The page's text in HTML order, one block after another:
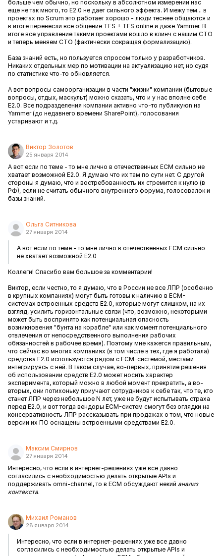
больше чем обычно, но поскольку в абсолютном измерении нас
еще не так много, то Е2.0 не дает сильного эффекта. И межу тем... в
проектах по Scrum это работает хорошо - люди теснее общаются и
в итоге перенесли все общение TFS + TFS online и даже Yammer. В
итоге все управление такими проектами вошло в клинч с нашим СТО
и теперь меняем СТО (фактически сокращая формализацию).
База знаний есть, но пользуется спросом только у разработчиков.
Никаких отдельных мер по мотивации на актуализацию нет, но судя
по статистике что-то обновляется.
А вот вопросы самоорганизации в части "жизни" компании (бытовые
вопросы, отдых, маскульт) можно сказать, что и у нас вполне себе
Е2.0. Все подразделения компании активно что-то публикуюn на
Yammer (до недавнего времени SharePoint), голосования
устаривают и т.д.
Виктор Золотов
25 января 2014
А вот если по теме - то мне лично в отечественных ECM сильно не
хватает возможной E2.0. Я думаю что их там по сути нет. С другой
стороны я думаю, что и востребованность их стремится к нулю (в
РФ), если не считать обычного внутреннего форума, голосовалок и
базы знаний.
Ольга Ситникова
27 января 2014
А вот если по теме - то мне лично в отечественных ECM сильно
не хватает возможной E2.0
Коллеги! Спасибо вам большое за комментарии!
Виктор, если честно, то я думаю, что в России не все ЛПР (особенно
в крупных компаниях) могут быть готовы к наличию в ECM-
системах встроенных средств E2.0, которые могут слишком, на их
взгляд, усилить горизонтальные связи (что, возможно, некоторыми
может быть воспринято как потенциальная опасность
возникновения "бунта на корабле" или как момент потенциального
отвлечения от непосредственного выполнения рабочих
обязанностей в рабочее время). Поэтому мне кажется правильным,
что сейчас во многих компаниях (в том числе в тех, где я работала)
средства E2.0 используются рядом с ECM-системой, местами
интегрируясь с ней. В таком случае, во-первых, принятие решения
об использовании средств E2.0 может носить характер
эксперимента, который можно в любой момент прекратить, а во-
вторых, они потихоньку приучают сотрудников к себе так, что те, кто
станет ЛПР через небольшое N лет, уже не будут испытывать страха
перед E2.0, и вот тогда вендоры ECM-систем смогут без оглядки на
консервативность ЛПР рассказывать при продажах о том, что новые
версии их ПО оснащены встроенными средствами E2.0.
Максим Смирнов
27 января 2014
Интересно, что если в интернет-решениях уже все давно
согласились с необходимостью делать открытые APIs и
поддерживать omni-channel, то в ECM обсуждают некий анализ
контекста.
Михаил Романов
28 января 2014
Интересно, что если в интернет-решениях уже все давно
согласились с необходимостью делать открытые APIs и